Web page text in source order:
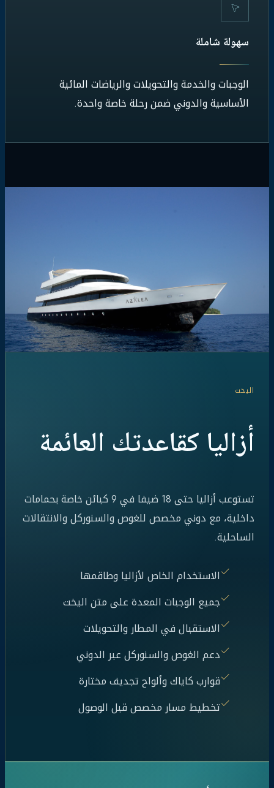
سهولة شاملة
الوجبات والخدمة والتحويلات والرياضات المائية
الأساسية والدوني ضمن رحلة خاصة واحدة.
اليخت
أزاليا كقاعدتك العائمة
تستوعب أزاليا حتى 18 ضيفا في 9 كبائن خاصة بحمامات
داخلية، مع دوني مخصص للغوص والسنوركل والانتقالات
الساحلية.
الاستخدام الخاص لأزاليا وطاقمها
جميع الوجبات المعدة على متن اليخت
الاستقبال في المطار والتحويلات
دعم الغوص والسنوركل عبر الدوني
قوارب كاياك وألواح تجديف مختارة
تخطيط مسار مخصص قبل الوصول